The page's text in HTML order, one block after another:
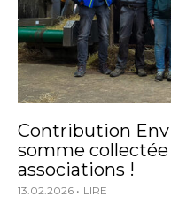
Contribution
somme
associations !
13.02.2026 LIRE